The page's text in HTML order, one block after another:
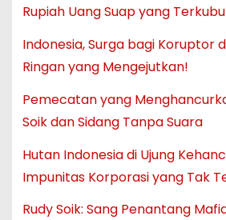
Rupiah Uang Suap yang
Indonesia, Surga bagi Koruptor
Ringan yang Mengejutkan!
Pemecatan yang
Soik dan Sidang Tanpa Suara
Hutan Indonesia di Ujung
Impunitas Korporasi yang Tak
Rudy Soik: Sang Penantang